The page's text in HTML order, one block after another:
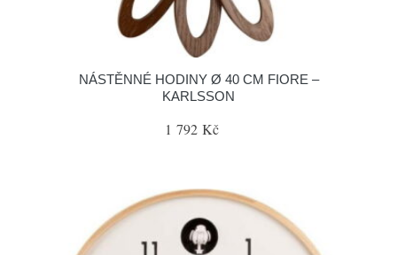
NÁSTĚNNÉ HODINY Ø 40 CM FIORE –
KARLSSON
1 792 Kč